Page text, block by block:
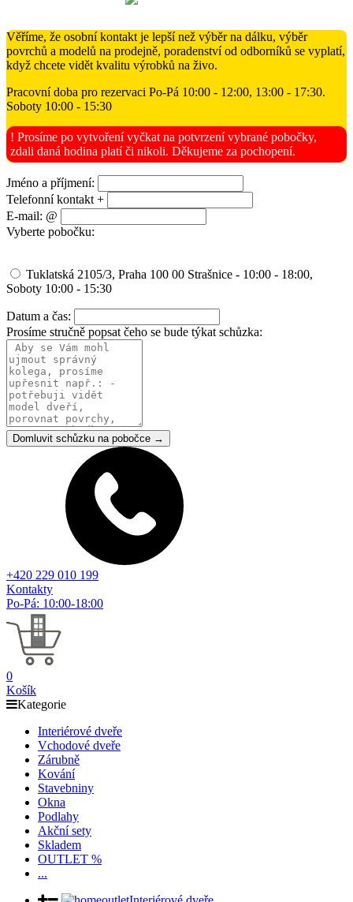
Věříme, že osobní kontakt je lepší než výběr na dálku, výběr
povrchů a modelů na prodejně, poradenství od odborníků se vyplatí,
když chcete vidět kvalitu výrobků na živo.
Pracovní doba pro rezervaci Po-Pá 10:00 - 12:00, 13:00 - 17:30.
Soboty 10:00 - 15:30
! Prosíme po vytvoření vyčkat na potvrzení vybrané pobočky,
zdali daná hodina platí či nikoli. Děkujeme za pochopení.
Jméno a příjmení:
Telefonní kontakt +
E-mail: @
Vyberte pobočku:
Tuklatská 2105/3, Praha 100 00 Strašnice - 10:00 - 18:00,
Soboty 10:00 - 15:30
Datum a čas:
Prosíme stručně popsat čeho se bude týkat schůzka:
Domluvit schůzku na pobočce →
+420 229 010 199
Kontakty
Po-Pá: 10:00-18:00
0
Košík
Kategorie
Interiérové dveře
Vchodové dveře
Zárubně
Kování
Stavebniny
Okna
Podlahy
Akční sety
Skladem
OUTLET %
...